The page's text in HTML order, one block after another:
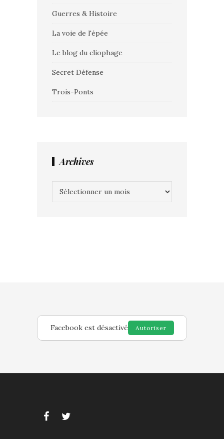
Guerres & Histoire
La voie de l'épée
Le blog du cliophage
Secret Défense
Trois-Ponts
Archives
Facebook est désactivé Autoriser